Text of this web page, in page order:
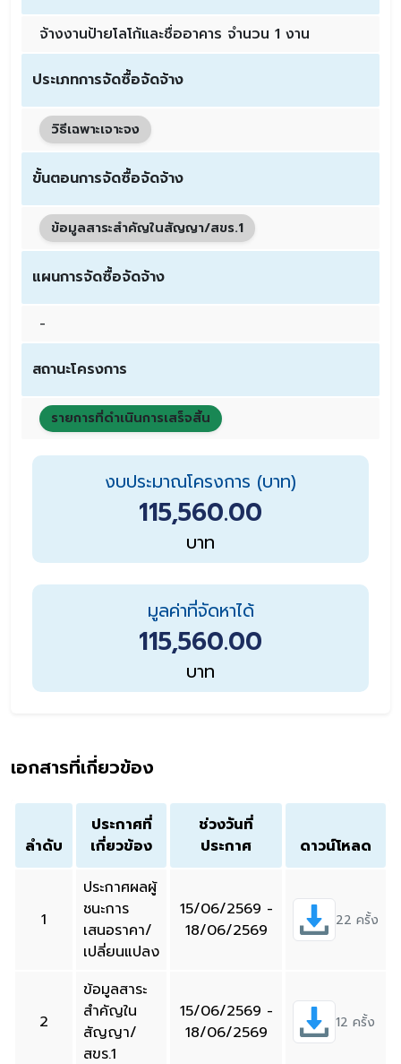
จ้างงานป้ายโลโก้และชื่ออาคาร จำนวน 1 งาน
ประเภทการจัดซื้อจัดจ้าง
วิธีเฉพาะเจาะจง
ขั้นตอนการจัดซื้อจัดจ้าง
ข้อมูลสาระสำคัญในสัญญา/สขร.1
แผนการจัดซื้อจัดจ้าง
-
สถานะโครงการ
รายการที่ดำเนินการเสร็จสิ้น
งบประมาณโครงการ (บาท)
115,560.00
บาท
มูลค่าที่จัดหาได้
115,560.00
บาท
เอกสารที่เกี่ยวข้อง
ลำดับ
ประกาศที่
เกี่ยวข้อง
ช่วงวันที่
ประกาศ
ดาวน์โหลด
1
ประกาศผลผู้
ชนะการ
เสนอราคา/
เปลี่ยนแปลง
15/06/2569 -
18/06/2569
22 ครั้ง
2
ข้อมูลสาระ
สำคัญใน
สัญญา/
สขร.1
15/06/2569 -
18/06/2569
12 ครั้ง